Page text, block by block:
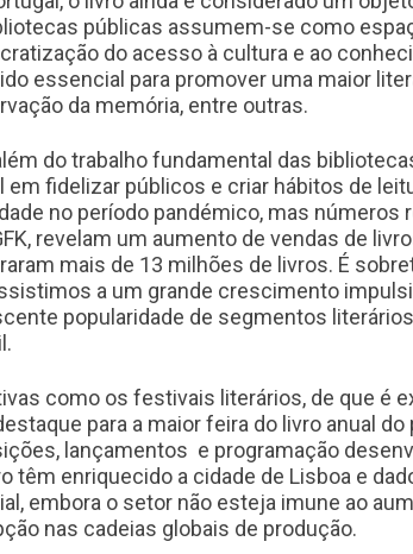
públicas assumem-se como
do acesso à cultura e ao
essencial para promover uma maior
da memória, entre outras.
do trabalho fundamental das
em fidelizar públicos e criar hábitos de
no período pandémico, mas
revelam um aumento de vendas de
mais de 13 milhões de livros. É
a um grande crescimento
popularidade de segmentos
como os festivais literários, de que é
para a maior feira do livro anual
lançamentos e programação
têm enriquecido a cidade de Lisboa e
embora o setor não esteja imune ao
nas cadeias globais de produção.